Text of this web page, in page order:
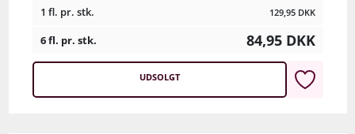
1 fl. pr. stk. 129,95 DKK
6 fl. pr. stk. 84,95 DKK
UDSOLGT